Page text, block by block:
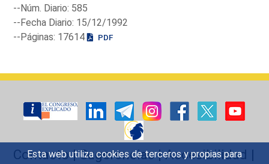
Esta web utiliza cookies de terceros y propias para
--Núm. Diario: 585
--Fecha Diario: 15/12/1992
--Páginas: 17614
PDF
Contacto|Sugerencias|Accesibilidad |